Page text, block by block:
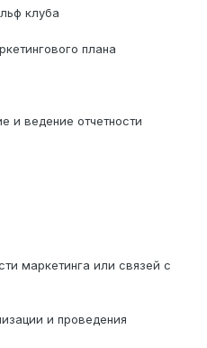
клуба
плана
и ведение отчетности
маркетинга или связей с
и проведения